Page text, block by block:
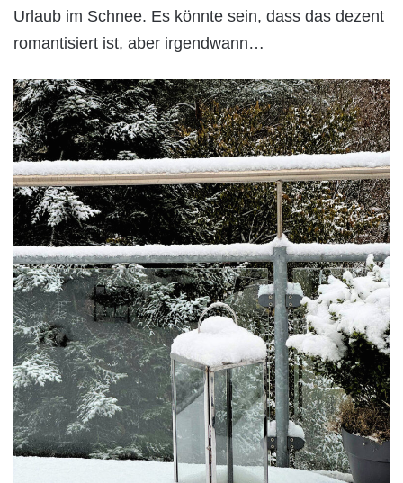
Urlaub im Schnee. Es könnte sein, dass das dezent
romantisiert ist, aber irgendwann…